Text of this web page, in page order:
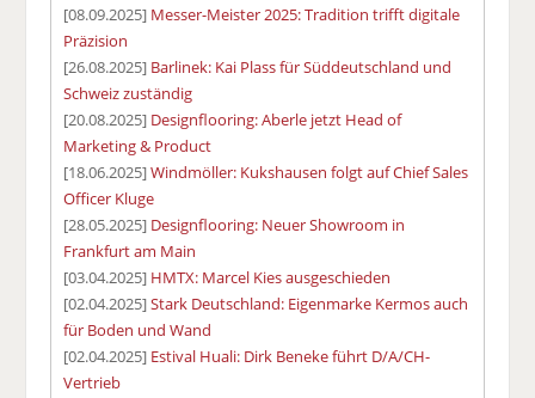
[08.09.2025] Messer-Meister 2025: Tradition trifft digitale
Präzision
[26.08.2025] Barlinek: Kai Plass für Süddeutschland und
Schweiz zuständig
[20.08.2025] Designflooring: Aberle jetzt Head of
Marketing & Product
[18.06.2025]Windmöller: Kukshausen folgt auf Chief Sales
Officer Kluge
[28.05.2025] Designflooring: Neuer Showroom in
Frankfurt am Main
[03.04.2025] HMTX: Marcel Kies ausgeschieden
[02.04.2025]Stark Deutschland: Eigenmarke Kermos auch
für Boden und Wand
[02.04.2025] Estival Huali: Dirk Beneke führt D/A/CH-
Vertrieb